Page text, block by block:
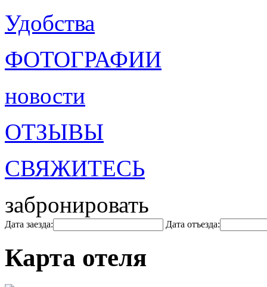
Удобства
ФОТОГРАФИИ
новости
ОТЗЫВЫ
СВЯЖИТЕСЬ
забронировать
Дата заезда: Дата отъезда:
Карта отеля